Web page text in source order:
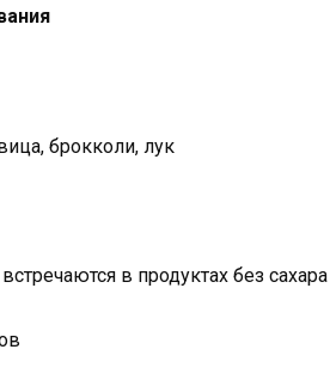
брокколи, лук
в продуктах без сахара